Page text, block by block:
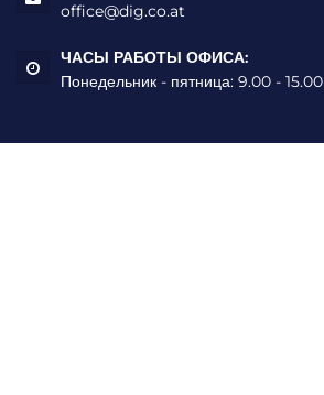
office@dig.co.at
ЧАСЫ РАБОТЫ ОФИСА:
Понедельник - пятница: 9.00 - 15.00